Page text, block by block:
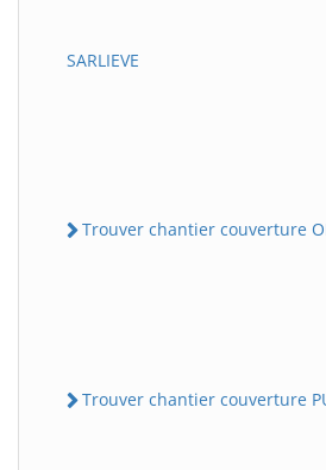
SARLIEVE
Trouver chantier couverture
Trouver chantier couverture